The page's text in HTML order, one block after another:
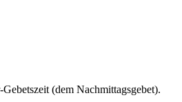
(dem Nachmittagsgebet).